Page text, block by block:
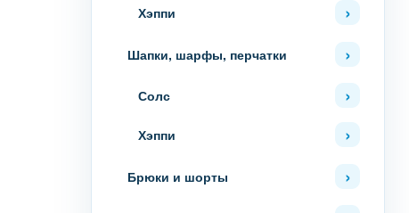
Хэппи
Шапки, шарфы, перчатки
Солс
Хэппи
Брюки и шорты